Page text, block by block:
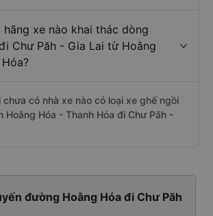
hãng xe nào khai thác dòng
Chư Păh - Gia Lai từ Hoằng
chưa có nhà xe nào có loại xe ghế ngồi
Hoằng Hóa - Thanh Hóa đi Chư Păh -
đường Hoằng Hóa đi Chư Păh